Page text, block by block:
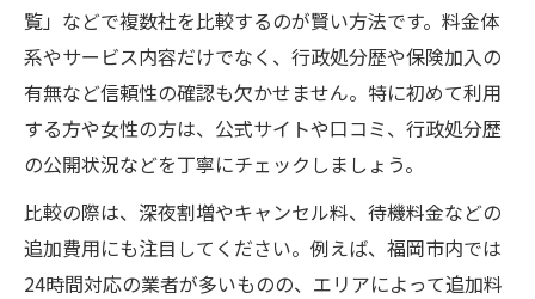
覧」などで複数社を比較するのが賢い方法です。料金体
系やサービス内容だけでなく、行政処分歴や保険加入の
有無など信頼性の確認も欠かせません。特に初めて利用
する方や女性の方は、公式サイトや口コミ、行政処分歴
の公開状況などを丁寧にチェックしましょう。
比較の際は、深夜割増やキャンセル料、待機料金などの
追加費用にも注目してください。例えば、福岡市内では
24時間対応の業者が多いものの、エリアによって追加料